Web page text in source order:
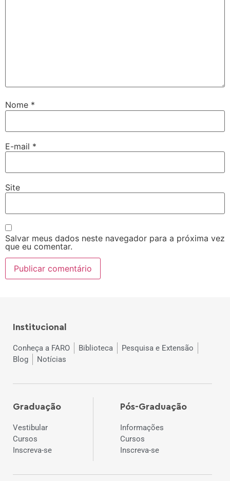
Nome *
E-mail *
Site
Salvar meus dados neste navegador para a próxima vez
que eu comentar.
Institucional
Conheça a FARO Biblioteca
Pesquisa e Extensão
Blog
Notícias
Graduação
Vestibular
Cursos
Inscreva-se
Pós-Graduação
Informações
Cursos
Inscreva-se